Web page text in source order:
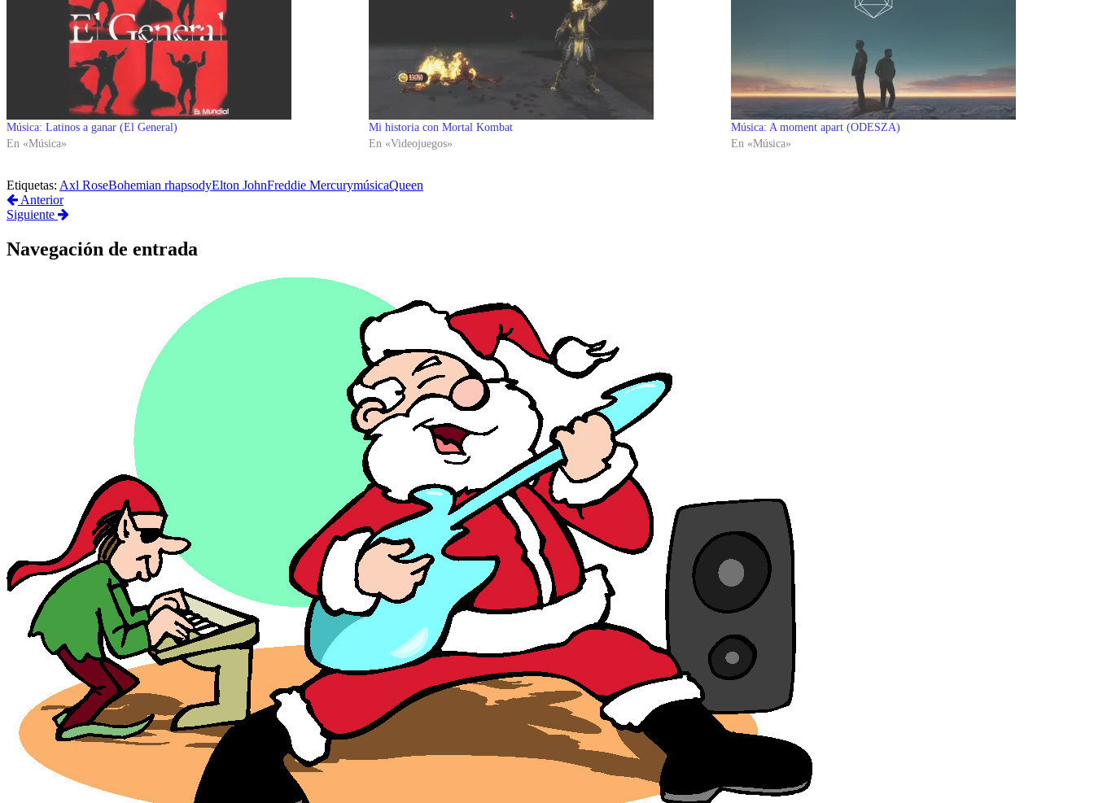
Música: Latinos a ganar (El General)
En «Música»
Mi historia con Mortal Kombat
En «Videojuegos»
Música: A moment apart (ODESZA)
En «Música»
Etiquetas: Axl RoseBohemian rhapsodyElton JohnFreddie MercurymúsicaQueen
Anterior
Siguiente
Navegación de entrada